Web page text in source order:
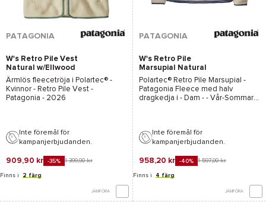
PATAGONIA
W's Retro Pile Vest
Natural w/Ellwood
Green
Ärmlös fleecetröja i Polartec® -
Kvinnor - Retro Pile Vest -
Patagonia - 2026
Inte föremål för
kampanjerbjudanden.
909,90 kr -35% 1 399,90 kr
Finns i 2 färg
JÄMFÖRA
PATAGONIA
W's Retro Pile
Marsupial Natural
Polartec® Retro Pile Marsupial -
Patagonia Fleece med halv
dragkedja i - Dam - - Vår-Sommar
Inte föremål för
kampanjerbjudanden.
958,20 kr -40% 1 597,00 kr
Finns i 4 färg
JÄMFÖRA